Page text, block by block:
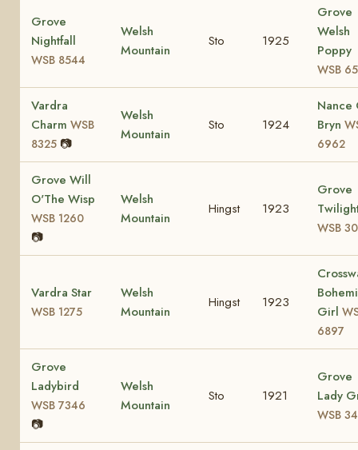
Grove
Nightfall
WSB 8544
Welsh
Mountain
Sto 1925
Grove
Welsh
Poppy
WSB
Vardra
Charm WSB
8325 📷
Welsh
Mountain
Sto 1924
Nance
Bryn
6962
Grove Will
O'The Wisp
WSB 1260
📷
Welsh
Mountain
Hingst 1923
Grove
WSB
Vardra Star
WSB 1275
Welsh
Mountain
Hingst 1923
Girl
6897
Grove
Ladybird
WSB 7346
📷
Welsh
Mountain
Sto 1921
Grove
Lady
WSB